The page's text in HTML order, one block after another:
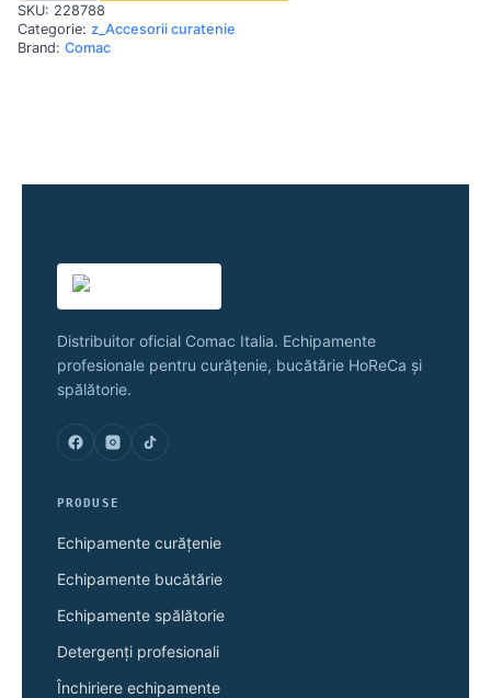
(Sistem
de
dosaj
SKU: 228788
Categorie: z_Accesorii curatenie
Brand: Comac
Distribuitor oficial Comac Italia. Echipamente
profesionale pentru curățenie, bucătărie HoReCa și
spălătorie.
PRODUSE
Echipamente curățenie
Echipamente bucătărie
Echipamente spălătorie
Detergenți profesionali
Închiriere echipamente